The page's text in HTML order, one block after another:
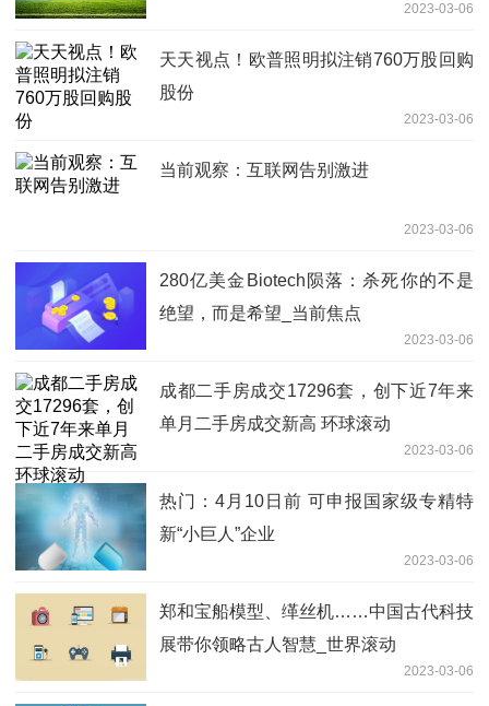
2023-03-06
天天视点！欧普照明拟注销760万股回购
股份
2023-03-06
当前观察：互联网告别激进
2023-03-06
280亿美金Biotech陨落：杀死你的不是
绝望，而是希望_当前焦点
2023-03-06
成都二手房成交17296套，创下近7年来
单月二手房成交新高 环球滚动
2023-03-06
热门：4月10日前 可申报国家级专精特
新“小巨人”企业
2023-03-06
郑和宝船模型、缂丝机……中国古代科技
展带你领略古人智慧_世界滚动
2023-03-06